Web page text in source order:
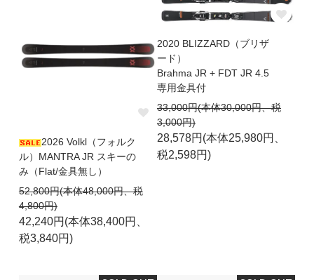
2026 Volkl（フォルク
ル）MANTRA JR スキーの
み（Flat/金具無し）
52,800円(本体48,000円、税
4,800円)
42,240円(本体38,400円、
税3,840円)
2020 BLIZZARD（ブリザ
ード）
Brahma JR + FDT JR 4.5
専用金具付
33,000円(本体30,000円、税
3,000円)
28,578円(本体25,980円、
税2,598円)